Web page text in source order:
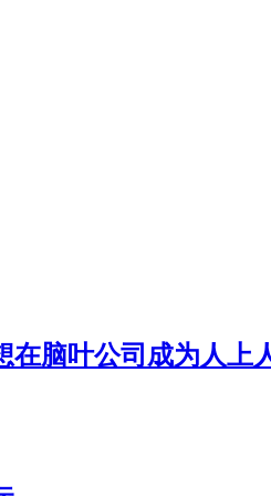
在脑叶公司成为人上